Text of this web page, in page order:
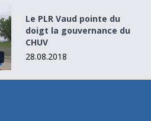
la gouvernance du CHUV
Le PLR Vaud pointe du
doigt la gouvernance du
CHUV
28.08.2018